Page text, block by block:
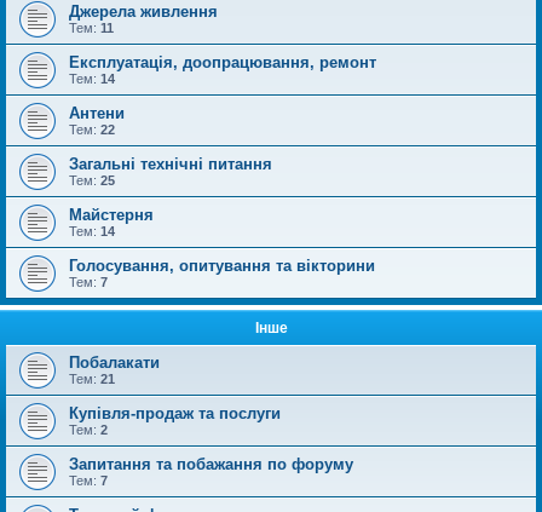
Джерела живлення
Тем: 11
Експлуатація, доопрацювання, ремонт
Тем: 14
Антени
Тем: 22
Загальні технічні питання
Тем: 25
Майстерня
Тем: 14
Голосування, опитування та вікторини
Тем: 7
Інше
Побалакати
Тем: 21
Купівля-продаж та послуги
Тем: 2
Запитання та побажання по форуму
Тем: 7